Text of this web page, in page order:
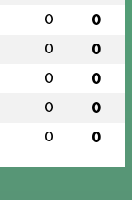
0 0
0 0
0 0
0 0
0 0